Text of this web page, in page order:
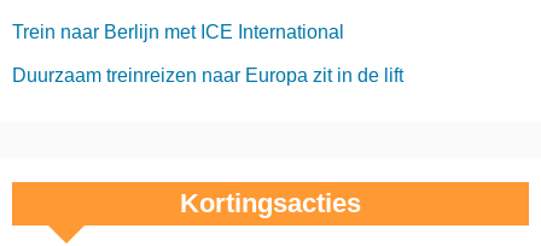
Trein naar Berlijn met ICE International
Duurzaam treinreizen naar Europa zit in de lift
Kortingsacties